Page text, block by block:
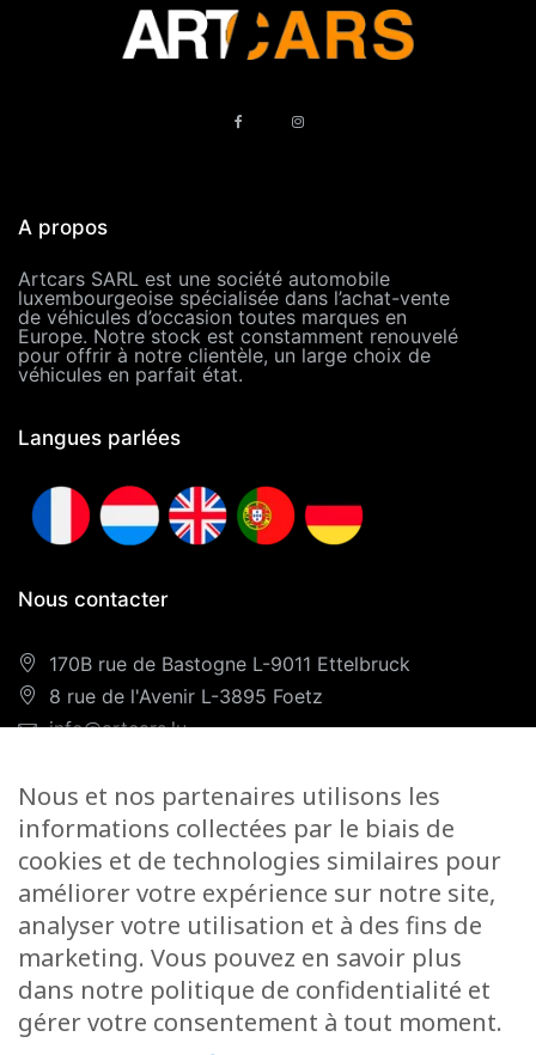
A propos
Artcars SARL est une société automobile
luxembourgeoise spécialisée dans l’achat-vente
de véhicules d’occasion toutes marques en
Europe. Notre stock est constamment renouvelé
pour offrir à notre clientèle, un large choix de
véhicules en parfait état.
Langues parlées
Nous contacter
170B rue de Bastogne L-9011 Ettelbruck
8 rue de l'Avenir L-3895 Foetz
info@artcars.lu
GSM : +352 661 701 701
Nos horaires
Lundi-Vendredi :9H00/12H00 & 13H00/18H00
Samedi :
Foetz : 9H00/12H00
Ettelbruck :9H00/12H00
Nous et nos partenaires utilisons les
informations collectées par le biais de
cookies et de technologies similaires pour
améliorer votre expérience sur notre site,
analyser votre utilisation et à des fins de
marketing. Vous pouvez en savoir plus
dans notre politique de confidentialité et
gérer votre consentement à tout moment.